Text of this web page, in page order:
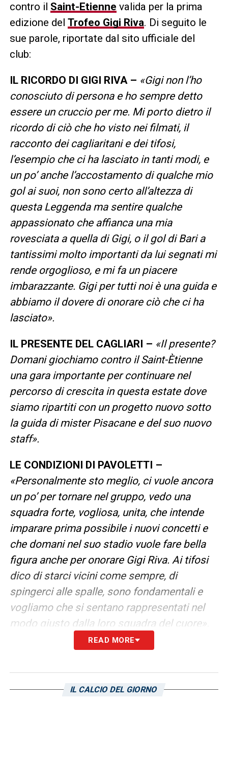
contro il Saint-Etienne valida per la prima
edizione del Trofeo Gigi Riva. Di seguito le
sue parole, riportate dal sito ufficiale del
club:
IL RICORDO DI GIGI RIVA – «Gigi non l’ho
conosciuto di persona e ho sempre detto
essere un cruccio per me. Mi porto dietro il
ricordo di ciò che ho visto nei filmati, il
racconto dei cagliaritani e dei tifosi,
l’esempio che ci ha lasciato in tanti modi, e
un po’ anche l’accostamento di qualche mio
gol ai suoi, non sono certo all’altezza di
questa Leggenda ma sentire qualche
appassionato che affianca una mia
rovesciata a quella di Gigi, o il gol di Bari a
tantissimi molto importanti da lui segnati mi
rende orgoglioso, e mi fa un piacere
imbarazzante. Gigi per tutti noi è una guida e
abbiamo il dovere di onorare ciò che ci ha
lasciato».
IL PRESENTE DEL CAGLIARI – «Il presente?
Domani giochiamo contro il Saint-Ètienne
una gara importante per continuare nel
percorso di crescita in questa estate dove
siamo ripartiti con un progetto nuovo sotto
la guida di mister Pisacane e del suo nuovo
staff».
LE CONDIZIONI DI PAVOLETTI –
«Personalmente sto meglio, ci vuole ancora
un po’ per tornare nel gruppo, vedo una
squadra forte, vogliosa, unita, che intende
imparare prima possibile i nuovi concetti e
che domani nel suo stadio vuole fare bella
figura anche per onorare Gigi Riva. Ai tifosi
dico di starci vicini come sempre, di
spingerci alle spalle, sono fondamentali e
vogliamo che si sentano rappresentati nel
modo giusto dalla loro squadra del cuore».
READ MORE
IL CALCIO DEL GIORNO